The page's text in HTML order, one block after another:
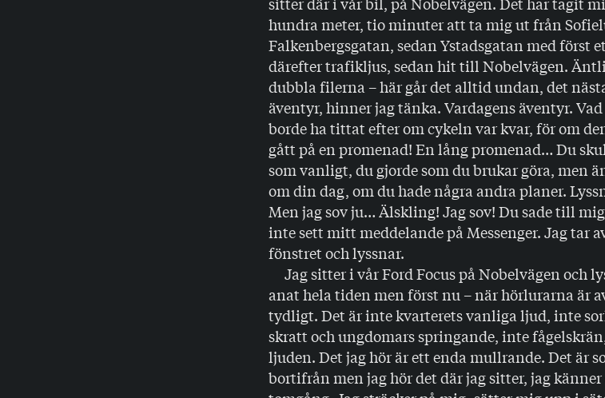
hundra meter, tio minuter att ta mig ut från
Falkenbergsgatan, sedan Ystadsgatan med först
därefter trafikljus, sedan hit till Nobelvägen.
dubbla filerna – här går det alltid undan, det
äventyr, hinner jag tänka. Vardagens äventyr.
borde ha tittat efter om cykeln var kvar, för om
gått på en promenad! En lång promenad… Du
som vanligt, du gjorde som du brukar göra, men
om din dag, om du hade några andra planer.
Men jag sov ju… Älskling! Jag sov! Du sade till
inte sett mitt meddelande på Messenger. Jag tar
fönstret och lyssnar.
Jag sitter i vår Ford Focus på Nobelvägen och
anat hela tiden men först nu – när hörlurarna är
tydligt. Det är inte kvarterets vanliga ljud, inte
skratt och ungdomars springande, inte
ljuden. Det jag hör är ett enda mullrande. Det är
bortifrån men jag hör det där jag sitter, jag